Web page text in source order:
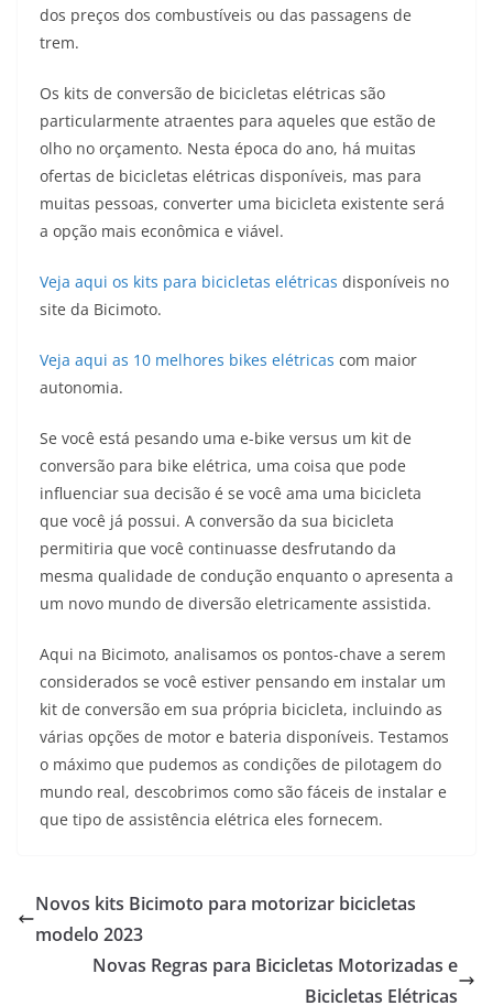
dos preços dos combustíveis ou das passagens de
trem.
Os kits de conversão de bicicletas elétricas são
particularmente atraentes para aqueles que estão de
olho no orçamento. Nesta época do ano, há muitas
ofertas de bicicletas elétricas disponíveis, mas para
muitas pessoas, converter uma bicicleta existente será
a opção mais econômica e viável.
Veja aqui os kits para bicicletas elétricas disponíveis no
site da Bicimoto.
Veja aqui as 10 melhores bikes elétricas com maior
autonomia.
Se você está pesando uma e-bike versus um kit de
conversão para bike elétrica, uma coisa que pode
influenciar sua decisão é se você ama uma bicicleta
que você já possui. A conversão da sua bicicleta
permitiria que você continuasse desfrutando da
mesma qualidade de condução enquanto o apresenta a
um novo mundo de diversão eletricamente assistida.
Aqui na Bicimoto, analisamos os pontos-chave a serem
considerados se você estiver pensando em instalar um
kit de conversão em sua própria bicicleta, incluindo as
várias opções de motor e bateria disponíveis. Testamos
o máximo que pudemos as condições de pilotagem do
mundo real, descobrimos como são fáceis de instalar e
que tipo de assistência elétrica eles fornecem.
Novos kits Bicimoto para motorizar bicicletas
modelo 2023
Novas Regras para Bicicletas Motorizadas e
Bicicletas Elétricas